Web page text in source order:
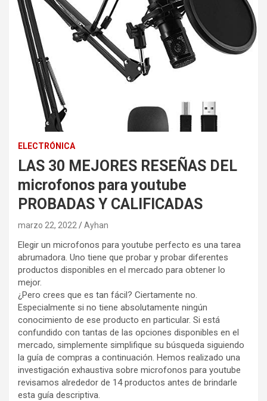
ELECTRÓNICA
LAS 30 MEJORES RESEÑAS DEL
microfonos para youtube
PROBADAS Y CALIFICADAS
marzo 22, 2022 Ayhan
Elegir un microfonos para youtube perfecto es una tarea
abrumadora. Uno tiene que probar y probar diferentes
productos disponibles en el mercado para obtener lo
mejor.
¿Pero crees que es tan fácil? Ciertamente no.
Especialmente si no tiene absolutamente ningún
conocimiento de ese producto en particular. Si está
confundido con tantas de las opciones disponibles en el
mercado, simplemente simplifique su búsqueda siguiendo
la guía de compras a continuación. Hemos realizado una
investigación exhaustiva sobre microfonos para youtube
revisamos alrededor de 14 productos antes de brindarle
esta guía descriptiva.